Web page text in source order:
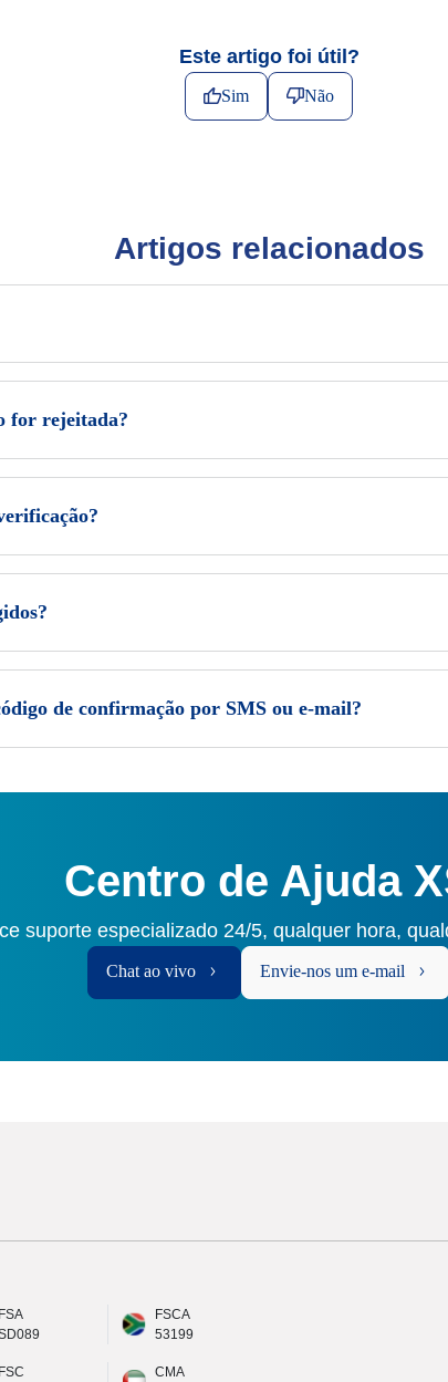
Este artigo foi útil?
Sim Não
Artigos relacionados
for rejeitada?
de confirmação por SMS ou e-mail?
Centro de Ajuda
suporte especializado 24/5, qualquer hora,
Chat ao vivo Envie-nos um e-mail
FSA
FSCA
53199
FSC
CMA